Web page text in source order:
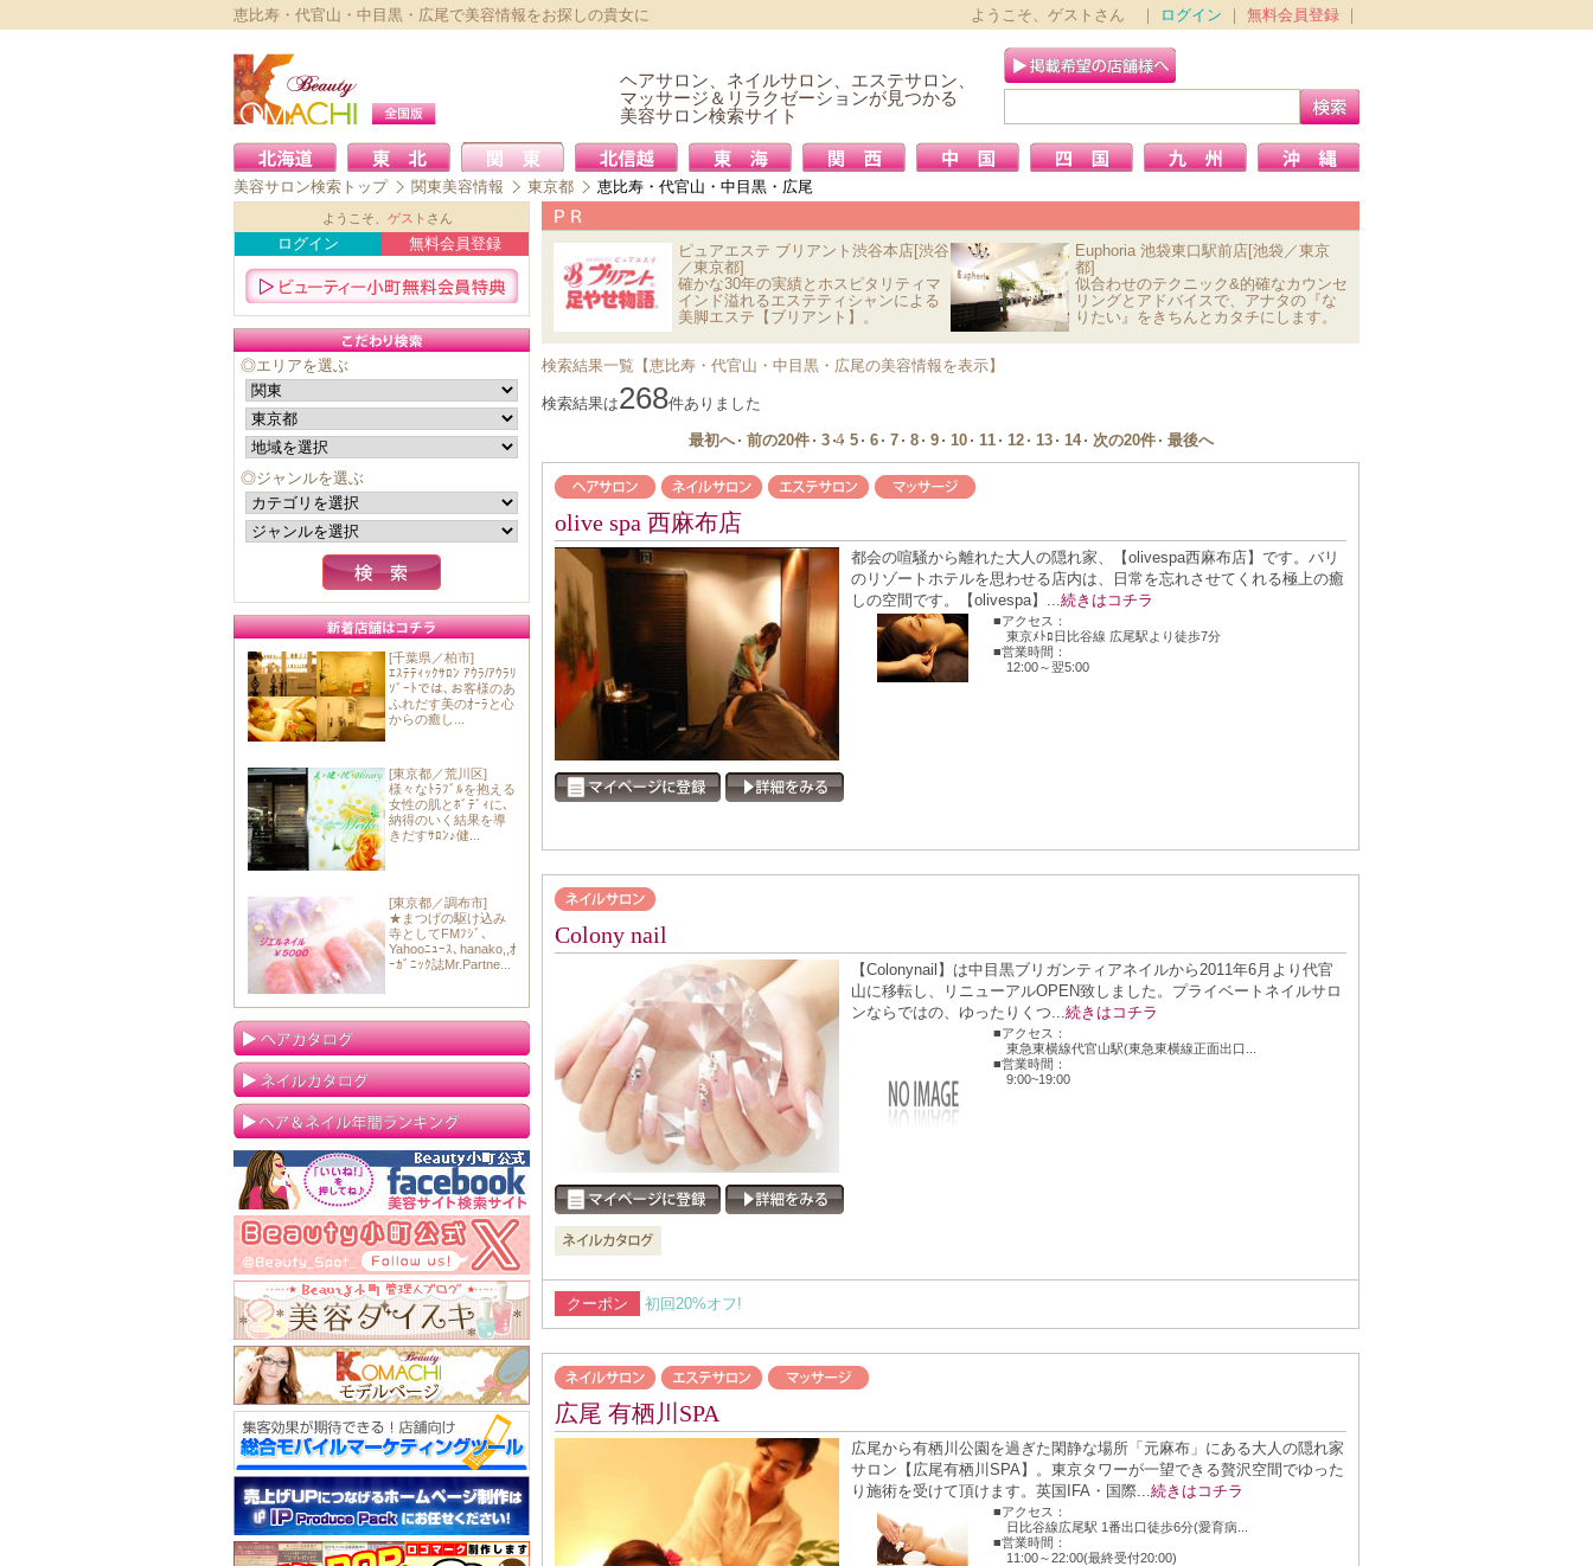
恵比寿・代官山・中目黒・広尾で美容情報をお探しの貴女に ようこそ、ゲストさん ｜ ログイン 無料会員登録
ヘアサロン、ネイルサロン、エステサロン、
マッサージ＆リラクゼーションが見つかる
美容サロン検索サイト
美容サロン検索トップ 関東美容情報 東京都 恵比寿・代官山・中目黒・広尾
ピュアエステ ブリアント渋谷本店[渋谷
／東京都]
確かな30年の実績とホスピタリティマ
インド溢れるエステティシャンによる
美脚エステ【ブリアント】。
Euphoria 池袋東口駅前店[池袋／東京
都]
似合わせのテクニック&的確なカウンセ
リングとアドバイスで、アナタの『な
りたい』をきちんとカタチにします。
検索結果一覧【恵比寿・代官山・中目黒・広尾の美容情報を表示】
検索結果は268件ありました
最初へ 前の20件 3 4 5 6 7 8 9 10 11 12 13 14 次の20件 最後へ
olive spa 西麻布店
都会の喧騒から離れた大人の隠れ家、【olivespa西麻布店】です。バリ
のリゾートホテルを思わせる店内は、日常を忘れさせてくれる極上の癒
しの空間です。【olivespa】...続きはコチラ
■アクセス：
東京ﾒﾄﾛ日比谷線 広尾駅より徒歩7分
■営業時間：
12:00～翌5:00
Colony nail
【Colonynail】は中目黒ブリガンティアネイルから2011年6月より代官
山に移転し、リニューアルOPEN致しました。プライベートネイルサロ
ンならではの、ゆったりくつ...続きはコチラ
■アクセス：
東急東横線代官山駅(東急東横線正面出口...
■営業時間：
9:00~19:00
クーポン 初回20%オフ!
広尾 有栖川SPA
広尾から有栖川公園を過ぎた閑静な場所「元麻布」にある大人の隠れ家
サロン【広尾有栖川SPA】。東京タワーが一望できる贅沢空間でゆった
り施術を受けて頂けます。英国IFA・国際...続きはコチラ
■アクセス：
日比谷線広尾駅 1番出口徒歩6分(愛育病...
■営業時間：
11:00～22:00(最終受付20:00)
ようこそ、 ゲスト さん
ログイン 無料会員登録
◎エリアを選ぶ
◎ジャンルを選ぶ
[千葉県／柏市]
ｴｽﾃﾃｨｯｸｻﾛﾝ ｱｳﾗ/ｱｳﾗﾘ
ｿﾞｰﾄでは､お客様のあ
ふれだす美のｵｰﾗと心
からの癒し...
[東京都／荒川区]
様々なﾄﾗﾌﾞﾙを抱える
女性の肌とﾎﾞﾃﾞｨに､
納得のいく結果を導
きだすｻﾛﾝ♪健...
[東京都／調布市]
★まつげの駆け込み
寺としてFMﾌｼﾞ､
Yahooﾆｭｰｽ､hanako,,ｵ
ｰｶﾞﾆｯｸ誌Mr.Partne...